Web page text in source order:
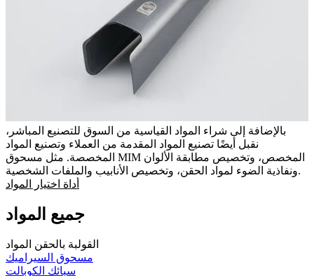
بالإضافة إلى شراء المواد القياسية من السوق للتصنيع المباشر،
نقبل أيضًا تصنيع المواد المقدمة من العملاء وتصنيع المواد
المخصصة. مثل مسحوق MIM المخصص، وتخصيص مطابقة الألوان
ونفاذية الضوء لمواد الحقن، وتخصيص الأنابيب والملفات الشخصية.
أداة اختيار المواد
جميع المواد
القولبة بالحقن المواد
مسحوق السيراميك
سبائك الكوبالت